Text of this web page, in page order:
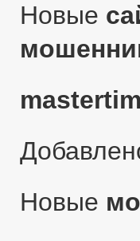
Новые
Новые